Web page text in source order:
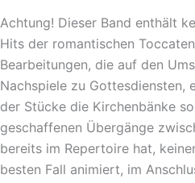
Achtung! Dieser Band enthält
Hits der romantischen
Bearbeitungen, die auf den
Nachspiele zu Gottesdiensten,
der Stücke die Kirchenbänke
geschaffenen Übergänge
bereits im Repertoire hat,
besten Fall animiert, im